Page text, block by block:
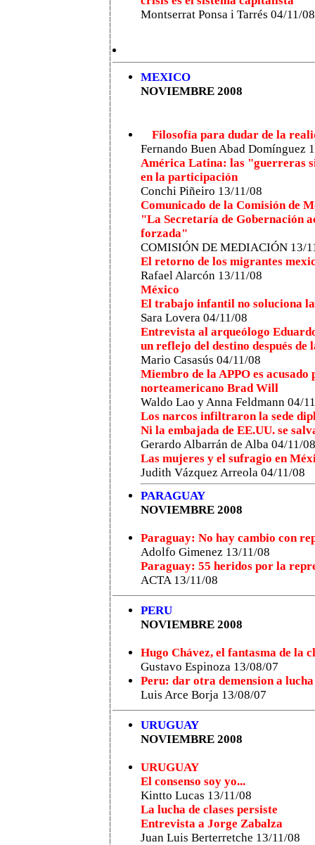
Montserrat Ponsa i Tarrés 04/11/08
MEXICO
NOVIEMBRE 2008
Filosofía para dudar de la
Fernando Buen Abad Domínguez
América Latina: las "guerreras
en la participación
Conchi Piñeiro 13/11/08
Comunicado de la Comisión de
"La Secretaría de Gobernación
forzada"
COMISIÓN DE MEDIACIÓN 13/
El retorno de los migrantes
Rafael Alarcón 13/11/08
México
El trabajo infantil no soluciona
Sara Lovera 04/11/08
Entrevista al arqueólogo
un reflejo del destino después de
Mario Casasús 04/11/08
Miembro de la APPO es
norteamericano Brad Will
Waldo Lao y Anna Feldmann 04/
Los narcos infiltraron la sede
Ni la embajada de EE.UU. se
Gerardo Albarrán de Alba 04/11/08
Las mujeres y el sufragio en
Judith Vázquez Arreola 04/11/08
PARAGUAY
NOVIEMBRE 2008
Paraguay: No hay cambio con
Adolfo Gimenez 13/11/08
Paraguay: 55 heridos por la
ACTA 13/11/08
PERU
NOVIEMBRE 2008
Hugo Chávez, el fantasma de la
Gustavo Espinoza 13/08/07
Peru: dar otra demension a
Luis Arce Borja 13/08/07
URUGUAY
NOVIEMBRE 2008
URUGUAY
El consenso soy yo...
Kintto Lucas 13/11/08
La lucha de clases persiste
Entrevista a Jorge Zabalza
Juan Luis Berterretche 13/11/08